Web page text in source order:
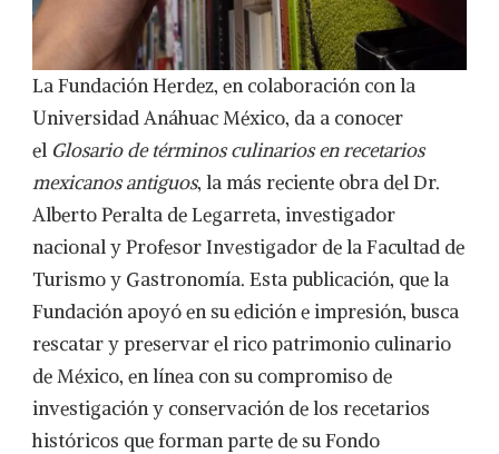
La Fundación Herdez, en colaboración con la
Universidad Anáhuac México, da a conocer
el Glosario de términos culinarios en recetarios
mexicanos antiguos, la más reciente obra del Dr.
Alberto Peralta de Legarreta, investigador
nacional y Profesor Investigador de la Facultad de
Turismo y Gastronomía. Esta publicación, que la
Fundación apoyó en su edición e impresión, busca
rescatar y preservar el rico patrimonio culinario
de México, en línea con su compromiso de
investigación y conservación de los recetarios
históricos que forman parte de su Fondo